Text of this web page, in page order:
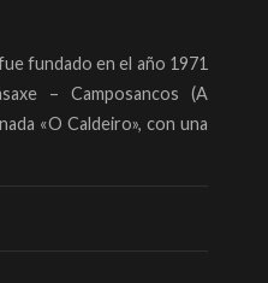
fundado en el año 1971
– Camposancos (A
«O Caldeiro», con una